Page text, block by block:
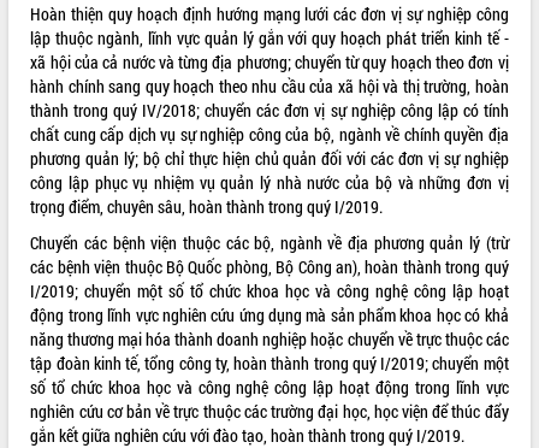
Hoàn thiện quy hoạch định hướng mạng lưới các đơn vị sự nghiệp công
lập thuộc ngành, lĩnh vực quản lý gắn với quy hoạch phát triển kinh tế -
xã hội của cả nước và từng địa phương; chuyển từ quy hoạch theo đơn vị
hành chính sang quy hoạch theo nhu cầu của xã hội và thị trường, hoàn
thành trong quý IV/2018; chuyển các đơn vị sự nghiệp công lập có tính
chất cung cấp dịch vụ sự nghiệp công của bộ, ngành về chính quyền địa
phương quản lý; bộ chỉ thực hiện chủ quản đối với các đơn vị sự nghiệp
công lập phục vụ nhiệm vụ quản lý nhà nước của bộ và những đơn vị
trọng điểm, chuyên sâu, hoàn thành trong quý I/2019.
Chuyển các bệnh viện thuộc các bộ, ngành về địa phương quản lý (trừ
các bệnh viện thuộc Bộ Quốc phòng, Bộ Công an), hoàn thành trong quý
I/2019; chuyển một số tổ chức khoa học và công nghệ công lập hoạt
động trong lĩnh vực nghiên cứu ứng dụng mà sản phẩm khoa học có khả
năng thương mại hóa thành doanh nghiệp hoặc chuyển về trực thuộc các
tập đoàn kinh tế, tổng công ty, hoàn thành trong quý I/2019; chuyển một
số tổ chức khoa học và công nghệ công lập hoạt động trong lĩnh vực
nghiên cứu cơ bản về trực thuộc các trường đại học, học viện để thúc đẩy
gắn kết giữa nghiên cứu với đào tạo, hoàn thành trong quý I/2019.